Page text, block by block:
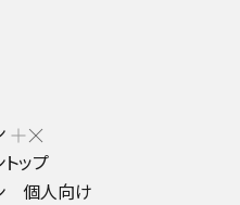
ップ
個人向け